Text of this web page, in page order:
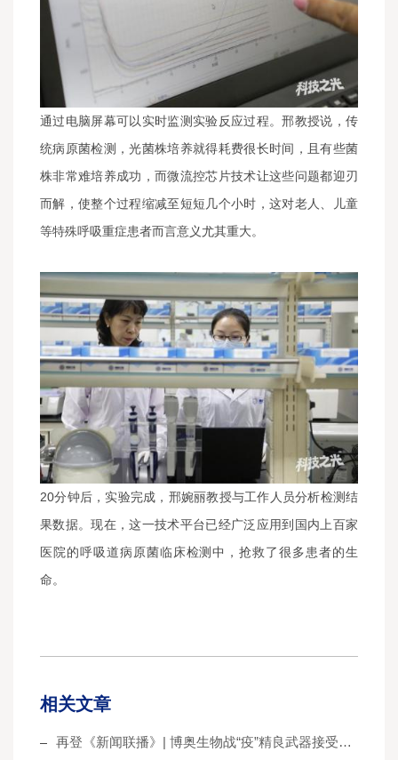
通过电脑屏幕可以实时监测实验反应过程。邢教授说，传
统病原菌检测，光菌株培养就得耗费很长时间，且有些菌
株非常难培养成功，而微流控芯片技术让这些问题都迎刃
而解，使整个过程缩减至短短几个小时，这对老人、儿童
等特殊呼吸重症患者而言意义尤其重大。
20分钟后，实验完成，邢婉丽教授与工作人员分析检测结
果数据。现在，这一技术平台已经广泛应用到国内上百家
医院的呼吸道病原菌临床检测中，抢救了很多患者的生
命。
相关文章
再登《新闻联播》| 博奥生物战“疫”精良武器接受李克强总理检阅